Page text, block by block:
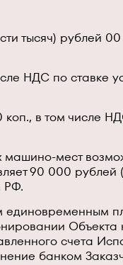
тысяч) рублей 00
НДС по ставке
в том числе
мест
90 000 рублей
РФ.
единовременным
счета
банком